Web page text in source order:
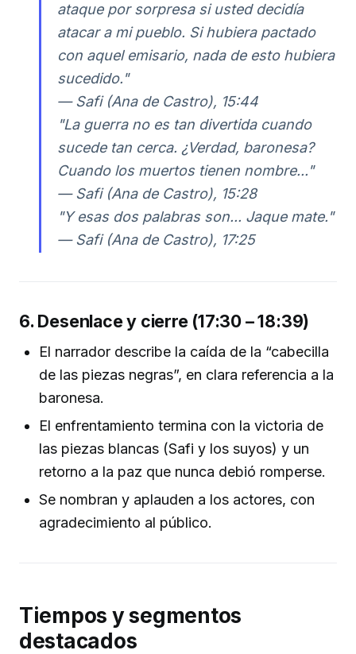
ataque por sorpresa si usted decidía
atacar a mi pueblo. Si hubiera pactado
con aquel emisario, nada de esto hubiera
sucedido."
— Safi (Ana de Castro), 15:44
"La guerra no es tan divertida cuando
sucede tan cerca. ¿Verdad, baronesa?
Cuando los muertos tienen nombre..."
— Safi (Ana de Castro), 15:28
"Y esas dos palabras son... Jaque mate."
— Safi (Ana de Castro), 17:25
6. Desenlace y cierre (17:30 – 18:39)
El narrador describe la caída de la “cabecilla
de las piezas negras”, en clara referencia a la
baronesa.
El enfrentamiento termina con la victoria de
las piezas blancas (Safi y los suyos) y un
retorno a la paz que nunca debió romperse.
Se nombran y aplauden a los actores, con
agradecimiento al público.
Tiempos y segmentos
destacados